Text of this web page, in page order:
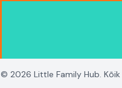
© 2026 Little Family Hub.